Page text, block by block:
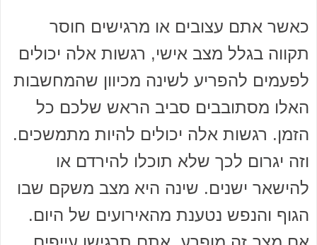
כאשר אתם עצובים או מרגישים חוסר
תקווה בגלל מצב אישי, רגשות אלה יכולים
לפעמים להפריע לשינה מכיוון שהמחשבות
האלו מסתובבים סביב הראש שלכם כל
הזמן. רגשות אלה יכולים להיות מתמשכים.
וזה יגרום לכך שלא תוכלו להירדם או
להישאר ישנים. שינה היא מצב משקם שבו
הגוף והנפש נטענת מהאירועים של היום.